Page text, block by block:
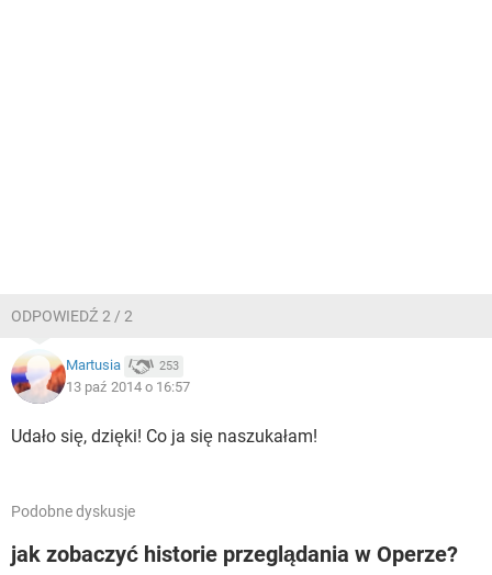
ODPOWIEDŹ 2 / 2
Martusia 253
13 paź 2014 o 16:57
Udało się, dzięki! Co ja się naszukałam!
Podobne dyskusje
jak zobaczyć historie przeglądania w Operze?